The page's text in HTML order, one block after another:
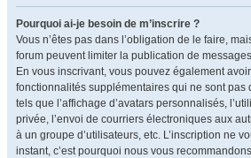
Pourquoi ai-je besoin de m’inscrire ?
Vous n’êtes pas dans l’obligation de le faire,
forum peuvent limiter la publication de
En vous inscrivant, vous pouvez également
fonctionnalités supplémentaires qui ne sont pas
tels que l’affichage d’avatars personnalisés,
privée, l’envoi de courriers électroniques aux
à un groupe d’utilisateurs, etc. L’inscription ne
instant, c’est pourquoi nous vous